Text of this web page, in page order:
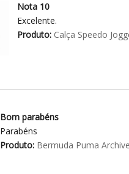
Nota 10
Excelente.
Produto:Calça Speedo
Bom parabéns
Parabéns
Produto:Bermuda Puma Archive